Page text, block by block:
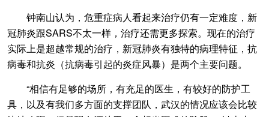
钟南山认为，危重症病人看起来治疗仍有一定难度，新
冠肺炎跟SARS不太一样，治疗还需更多探索。现在的治疗
实际上是超越常规的治疗，新冠肺炎有独特的病理特征，抗
病毒和抗炎（抗病毒引起的炎症风暴）是两个主要问题。
“相信有足够的场所，有充足的医生，有较好的防护工
具，以及有我们多方面的支撑团队，武汉的情况应该会比较